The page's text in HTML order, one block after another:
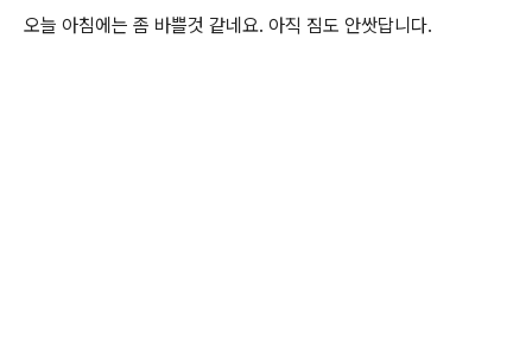
오늘 아침에는 좀 바쁠것 같네요. 아직 짐도 안쌋답니다.